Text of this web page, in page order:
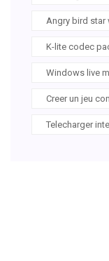
Angry bird star
K-lite codec
Windows live
Creer un jeu
Telecharger